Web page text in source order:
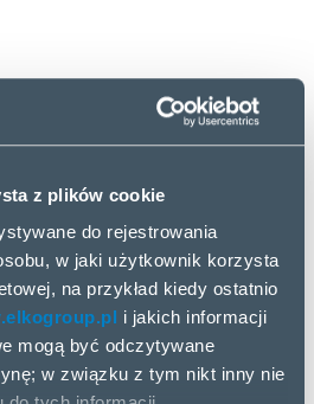
z plików cookie
do rejestrowania
w jaki użytkownik korzysta
na przykład kiedy ostatnio
i jakich informacji
mogą być odczytywane
w związku z tym nikt inny nie
ekranu: 39,6 cm (15.6″)
g